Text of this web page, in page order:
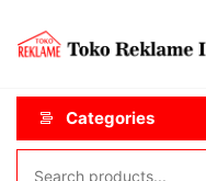
content
Categories